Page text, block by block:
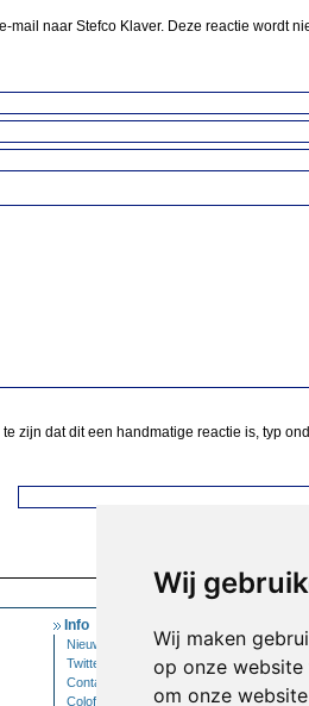
Wij
Wij maken
op onze website
om onze
mail naar Stefco Klaver. Deze reactie wordt
zijn dat dit een handmatige reactie is, typ
Info
Nieuwsbrief
Twitter
Contact
Colofon
Inloggen